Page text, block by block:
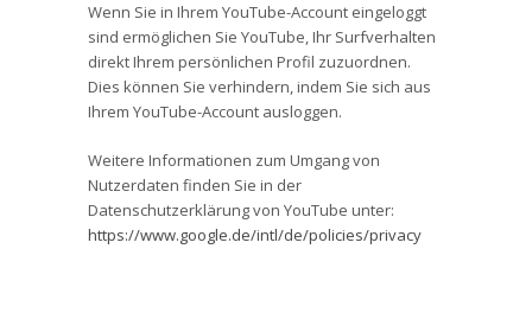
Wenn Sie in Ihrem YouTube-Account eingeloggt
sind ermöglichen Sie YouTube, Ihr Surfverhalten
direkt Ihrem persönlichen Profil zuzuordnen.
Dies können Sie verhindern, indem Sie sich aus
Ihrem YouTube-Account ausloggen.
Weitere Informationen zum Umgang von
Nutzerdaten finden Sie in der
Datenschutzerklärung von YouTube unter:
https://www.google.de/intl/de/policies/privacy